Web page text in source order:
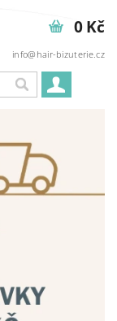
info@hair-bizuterie.cz
0 Kč